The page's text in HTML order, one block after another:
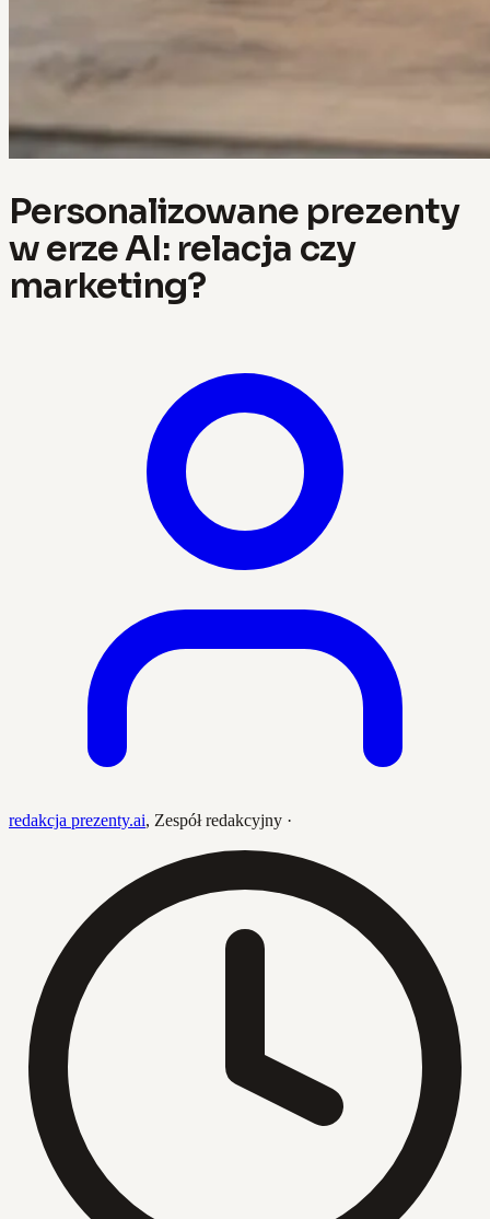
Personalizowane prezenty
w erze AI: relacja czy
marketing?
redakcja prezenty.ai, Zespół redakcyjny ·